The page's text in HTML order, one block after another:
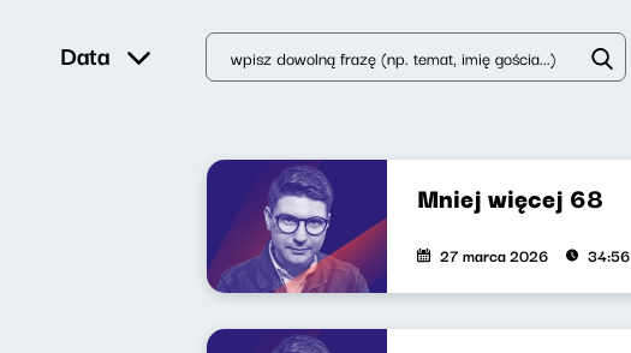
Data
Mniej więcej 68
27 marca 2026 34:56